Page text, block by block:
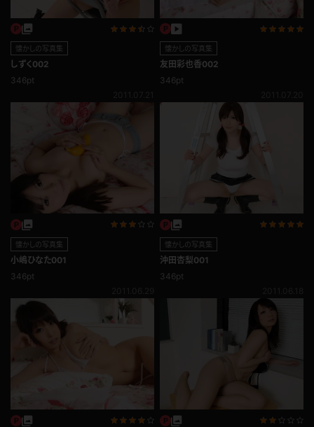
懐かしの写真集
しずく002
346pt
懐かしの写真集
友田彩也香002
346pt
懐かしの写真集
小嶋ひなた001
346pt
懐かしの写真集
沖田杏梨001
346pt